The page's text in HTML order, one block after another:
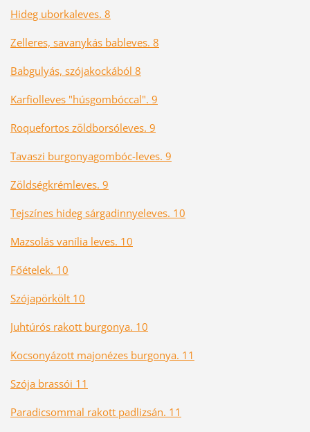
Hideg uborkaleves. 8
Zelleres, savanykás bableves. 8
Babgulyás, szójakockából 8
Karfiolleves "húsgombóccal". 9
Roquefortos zöldborsóleves. 9
Tavaszi burgonyagombóc-leves. 9
Zöldségkrémleves. 9
Tejszínes hideg sárgadinnyeleves. 10
Mazsolás vanília leves. 10
Főételek. 10
Szójapörkölt 10
Juhtúrós rakott burgonya. 10
Kocsonyázott majonézes burgonya. 11
Szója brassói 11
Paradicsommal rakott padlizsán. 11